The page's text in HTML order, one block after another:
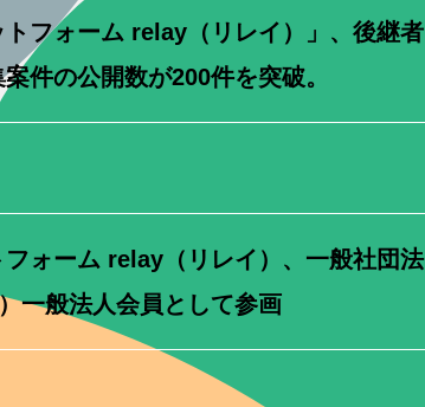
トフォーム relay（リレイ）」、後継者
件の公開数が200件を突破。
ォーム relay（リレイ）、一般社団法
一般法人会員として参画